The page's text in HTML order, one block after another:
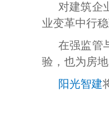
对建筑企
业变革中行
在强监管
验，也为房
阳光智建